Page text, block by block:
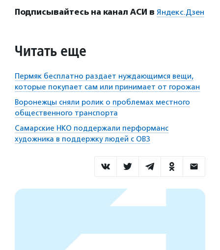
Подписывайтесь на канал АСИ в Яндекс.Дзен
Читать еще
Пермяк бесплатно раздает нуждающимся вещи,
которые покупает сам или принимает от горожан
Воронежцы сняли ролик о проблемах местного
общественного транспорта
Самарские НКО поддержали перформанс
художника в поддержку людей с ОВЗ